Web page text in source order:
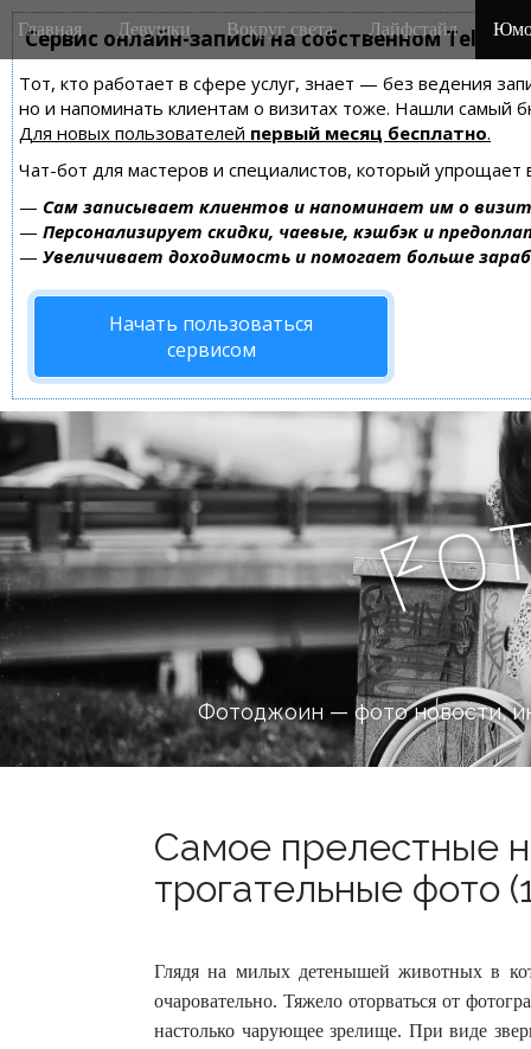
Сервис онлайн-записи на собственном
Тот, кто работает в сфере услуг, знает — без ведения
но и напоминать клиентам о визитах тоже. Нашли самый
Для новых пользователей первый месяц бесплатно.
Чат-бот для мастеров и специалистов, который упрощает
— Сам записывает клиентов и напоминает им о
— Персонализирует скидки, чаевые, кэшбэк и
— Увеличивает доходимость и помогает больше
Начать пользоваться
сервисом
M
a
n
m
e
n
u
i
Главная Девушки Вокруг света Лайфстайл
Fo
Фотоджоин — фото новости,
Самое прелестные
трогательные фото
Глядя на милых детенышей животных в
очаровательно. Тяжело оторваться от
настолько чарующее зрелище. При виде